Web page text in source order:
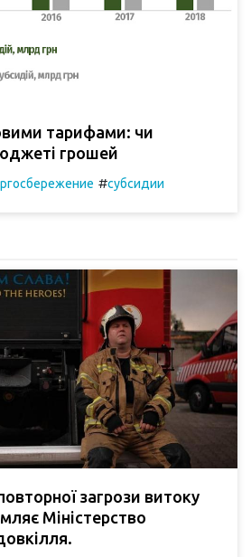
тарифами: чи
грошей
#субсидии
загрози витоку
Міністерство